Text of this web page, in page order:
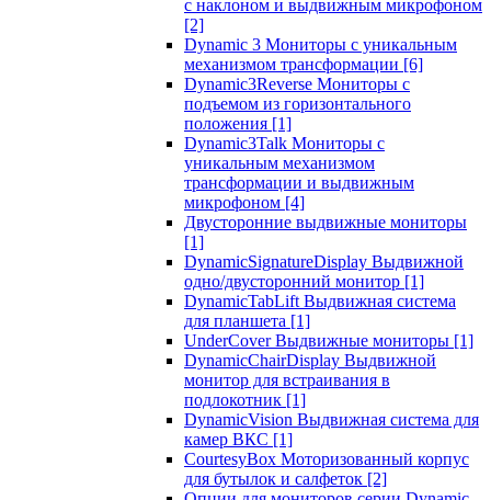
с наклоном и выдвижным микрофоном
[2]
Dynamic 3 Мониторы с уникальным
механизмом трансформации [6]
Dynamic3Reverse Мониторы с
подъемом из горизонтального
положения [1]
Dynamic3Talk Мониторы с
уникальным механизмом
трансформации и выдвижным
микрофоном [4]
Двусторонние выдвижные мониторы
[1]
DynamicSignatureDisplay Выдвижной
одно/двусторонний монитор [1]
DynamicTabLift Выдвижная система
для планшета [1]
UnderCover Выдвижные мониторы [1]
DynamicChairDisplay Выдвижной
монитор для встраивания в
подлокотник [1]
DynamicVision Выдвижная система для
камер ВКС [1]
CourtesyBox Моторизованный корпус
для бутылок и салфеток [2]